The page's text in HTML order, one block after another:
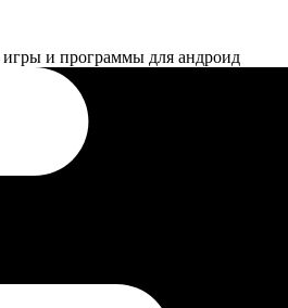
и программы для андроид